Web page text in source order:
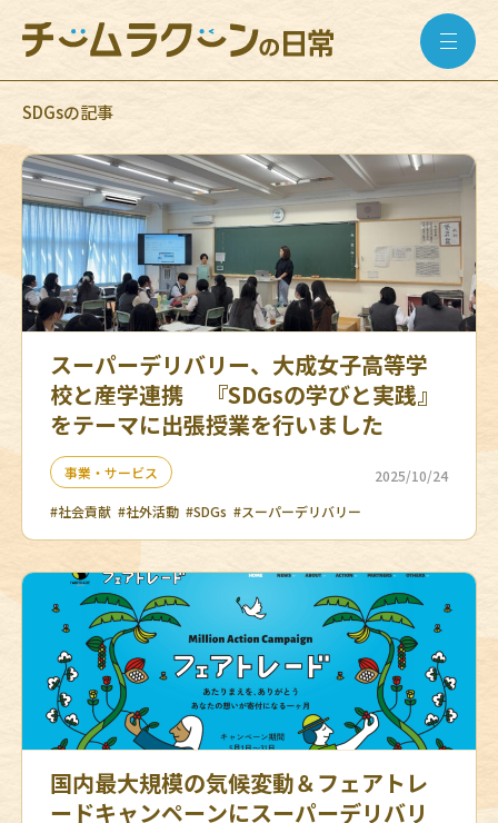
SDGsの記事
スーパーデリバリー、大成女子高等学
校と産学連携 『SDGsの学びと実践』
をテーマに出張授業を行いました
事業・サービス
2025/10/24
#社会貢献 #社外活動 #SDGs #スーパーデリバリー
国内最大規模の気候変動＆フェアトレ
ードキャンペーンにスーパーデリバリ